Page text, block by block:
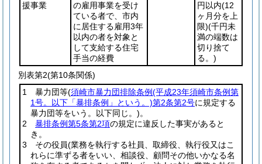
援事業
の雇用事業を受け
ている者で、市内
に居住する雇用3年
以内の者を対象と
して支給する住宅
手当の経費
円以内(12
ヶ月分を上
限)(千円未
満の端数は
切り捨て
る。)
別表第2(第10条関係)
1 暴力団等(須崎市暴力団排除条例(平成23年須崎市条例第
1号。以下「暴排条例」という。)第2条第2号に規定する
暴力団等をいう。以下同じ。)。
2 暴排条例第5条第2項の規定に違反した事実があると
き。
3 その役員(業務を執行する社員、取締役、執行役又はこ
れらに準ずる者をいい、相談役、顧問その他いかなる名